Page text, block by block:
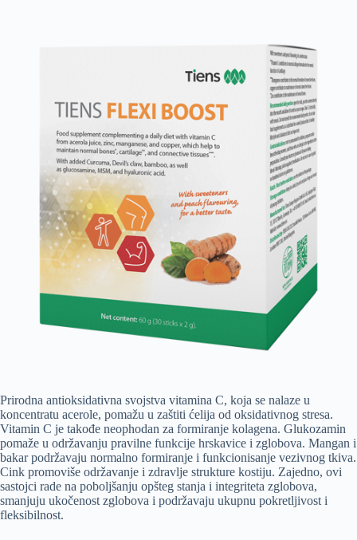
Prirodna antioksidativna svojstva vitamina C, koja se nalaze u
koncentratu acerole, pomažu u zaštiti ćelija od oksidativnog stresa.
Vitamin C je takođe neophodan za formiranje kolagena. Glukozamin
pomaže u održavanju pravilne funkcije hrskavice i zglobova. Mangan i
bakar podržavaju normalno formiranje i funkcionisanje vezivnog tkiva.
Cink promoviše održavanje i zdravlje strukture kostiju. Zajedno, ovi
sastojci rade na poboljšanju opšteg stanja i integriteta zglobova,
smanjuju ukočenost zglobova i podržavaju ukupnu pokretljivost i
fleksibilnost.